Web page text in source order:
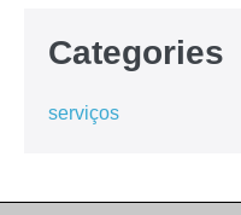
Categories
serviços